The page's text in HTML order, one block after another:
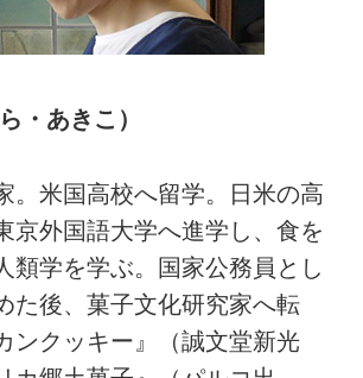
・あきこ）
。米国高校へ留学。日米の高
京外国語大学へ進学し、食を
類学を学ぶ。国家公務員とし
た後、菓子文化研究家へ転
ンクッキー』（誠文堂新光